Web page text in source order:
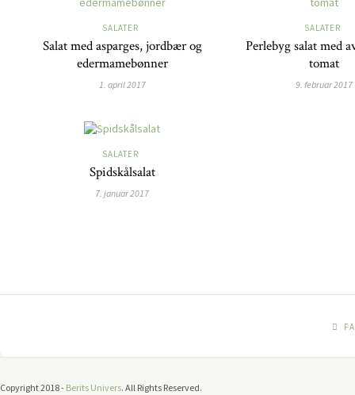
SALATER
Salat med asparges, jordbær og
edermamebønner
1. april 2017
SALATER
Perlebyg salat med
tomat
9. februar 2017
SALATER
Spidskålsalat
7. januar 2017
Copyright 2018 - Berits Univers. All Rights Reserved.